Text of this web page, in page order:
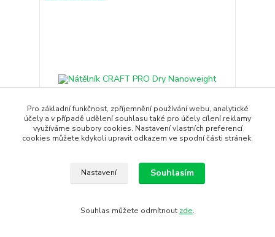
- 14 %
Nátělník CRAFT PRO Dry Nanoweight
Pro základní funkčnost, zpříjemnění používání webu, analytické
účely a v případě udělení souhlasu také pro účely cílení reklamy
využíváme soubory cookies. Nastavení vlastních preferencí
cookies můžete kdykoli upravit odkazem ve spodní části stránek.
Nastavení Souhlasím
Souhlas můžete odmítnout zde.